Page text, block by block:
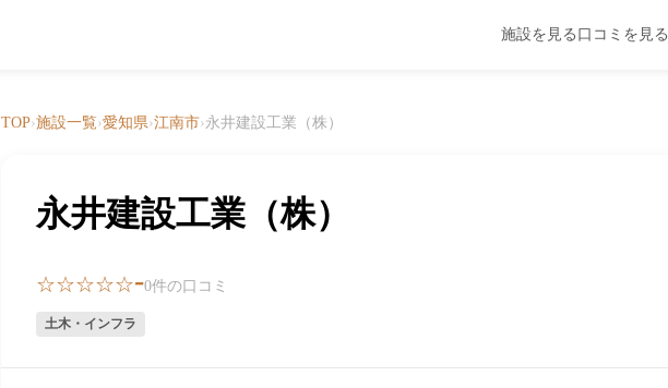
施設を見る 口コミを見る
TOP›施設一覧›愛知県›江南市›永井建設工業（株）
永井建設工業（株）
☆☆☆☆☆-0件の口コミ
土木・インフラ